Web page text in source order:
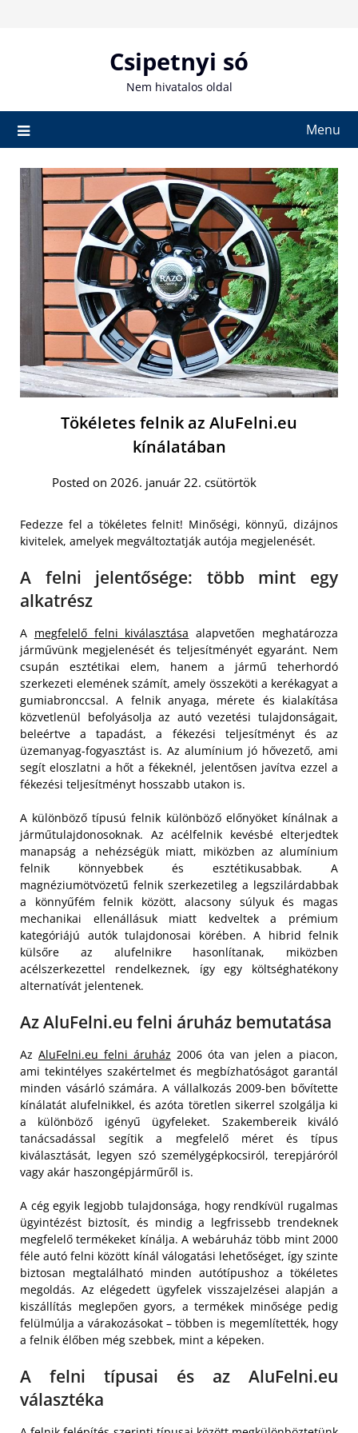
Csipetnyi só
Nem hivatalos oldal
Menu
Tökéletes felnik az AluFelni.eu
kínálatában
Posted on 2026. január 22. csütörtök
Fedezze fel a tökéletes felnit! Minőségi, könnyű, dizájnos
kivitelek, amelyek megváltoztatják autója megjelenését.
A felni jelentősége: több mint egy
alkatrész
A megfelelő felni kiválasztása alapvetően meghatározza
járművünk megjelenését és teljesítményét egyaránt. Nem
csupán esztétikai elem, hanem a jármű teherhordó
szerkezeti elemének számít, amely összeköti a kerékagyat a
gumiabronccsal. A felnik anyaga, mérete és kialakítása
közvetlenül befolyásolja az autó vezetési tulajdonságait,
beleértve a tapadást, a fékezési teljesítményt és az
üzemanyag-fogyasztást is. Az alumínium jó hővezető, ami
segít eloszlatni a hőt a fékeknél, jelentősen javítva ezzel a
fékezési teljesítményt hosszabb utakon is.
A különböző típusú felnik különböző előnyöket kínálnak a
járműtulajdonosoknak. Az acélfelnik kevésbé elterjedtek
manapság a nehézségük miatt, miközben az alumínium
felnik könnyebbek és esztétikusabbak. A
magnéziumötvözetű felnik szerkezetileg a legszilárdabbak
a könnyűfém felnik között, alacsony súlyuk és magas
mechanikai ellenállásuk miatt kedveltek a prémium
kategóriájú autók tulajdonosai körében. A hibrid felnik
külsőre az alufelnikre hasonlítanak, miközben
acélszerkezettel rendelkeznek, így egy költséghatékony
alternatívát jelentenek.
Az AluFelni.eu felni áruház bemutatása
Az AluFelni.eu felni áruház 2006 óta van jelen a piacon,
ami tekintélyes szakértelmet és megbízhatóságot garantál
minden vásárló számára. A vállalkozás 2009-ben bővítette
kínálatát alufelnikkel, és azóta töretlen sikerrel szolgálja ki
a különböző igényű ügyfeleket. Szakembereik kiváló
tanácsadással segítik a megfelelő méret és típus
kiválasztását, legyen szó személygépkocsiról, terepjáróról
vagy akár haszongépjárműről is.
A cég egyik legjobb tulajdonsága, hogy rendkívül rugalmas
ügyintézést biztosít, és mindig a legfrissebb trendeknek
megfelelő termékeket kínálja. A webáruház több mint 2000
féle autó felni között kínál válogatási lehetőséget, így szinte
biztosan megtalálható minden autótípushoz a tökéletes
megoldás. Az elégedett ügyfelek visszajelzései alapján a
kiszállítás meglepően gyors, a termékek minősége pedig
felülmúlja a várakozásokat – többen is megemlítették, hogy
a felnik élőben még szebbek, mint a képeken.
A felni típusai és az AluFelni.eu
választéka